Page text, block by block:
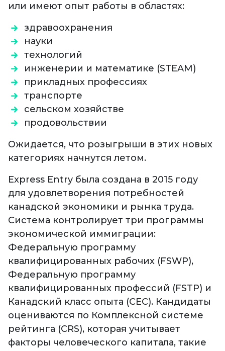
или имеют опыт работы в областях:
здравоохранения
науки
технологий
инженерии и математике (STEAM)
прикладных профессиях
транспорте
сельском хозяйстве
продовольствии
Ожидается, что розыгрыши в этих новых
категориях начнутся летом.
Express Entry была создана в 2015 году
для удовлетворения потребностей
канадской экономики и рынка труда.
Система контролирует три программы
экономической иммиграции:
Федеральную программу
квалифицированных рабочих (FSWP),
Федеральную программу
квалифицированных профессий (FSTP) и
Канадский класс опыта (CEC). Кандидаты
оцениваются по Комплексной системе
рейтинга (CRS), которая учитывает
факторы человеческого капитала, такие